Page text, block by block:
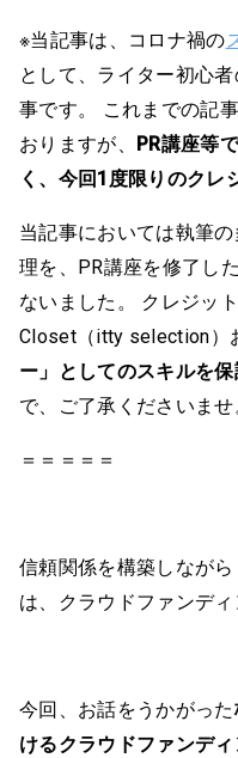
※当記事は、コロナ禍の
として、ライター初心
事です。 これまでの記
おりますが、
PR講座等
く、今回1度限りのクレ
当記事においては執筆
理を、PR講座を修了し
ないました。 クレジッ
Closet（itty selection）
ー」としてのスキルを
で、ご了承くださいませ
＝＝＝＝＝
信頼関係を構築しなが
は、クラウドファンディ
今回、お話をうかがった
けるクラウドファンデ